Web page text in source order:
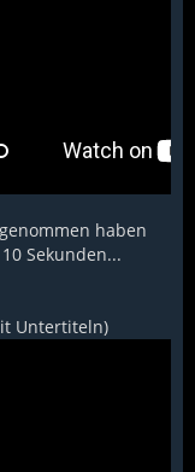
haben
Sekunden...
Untertiteln)